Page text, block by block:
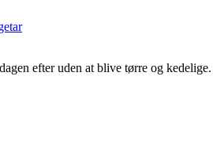
efter uden at blive tørre og